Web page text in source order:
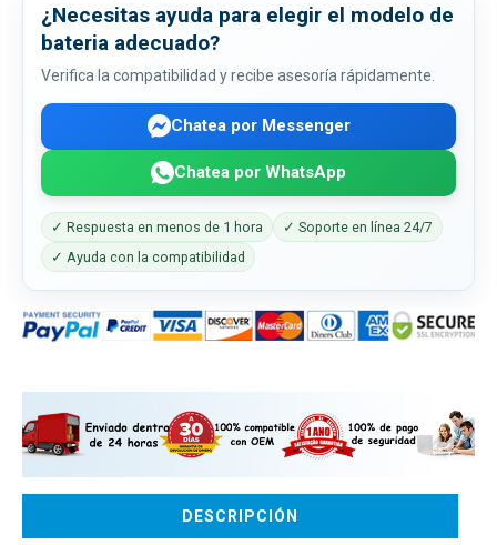
¿Necesitas ayuda para elegir el modelo de
bateria adecuado?
Verifica la compatibilidad y recibe asesoría rápidamente.
Chatea por Messenger
Chatea por WhatsApp
✓ Respuesta en menos de 1 hora
✓ Soporte en línea 24/7
✓ Ayuda con la compatibilidad
DESCRIPCIÓN